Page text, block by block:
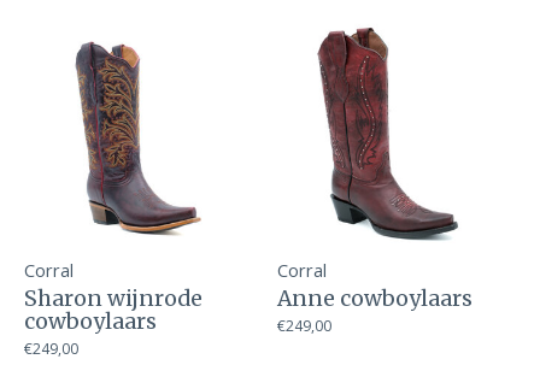
Corral
Sharon wijnrode
cowboylaars
€249,00
Corral
Anne cowboylaars
€249,00